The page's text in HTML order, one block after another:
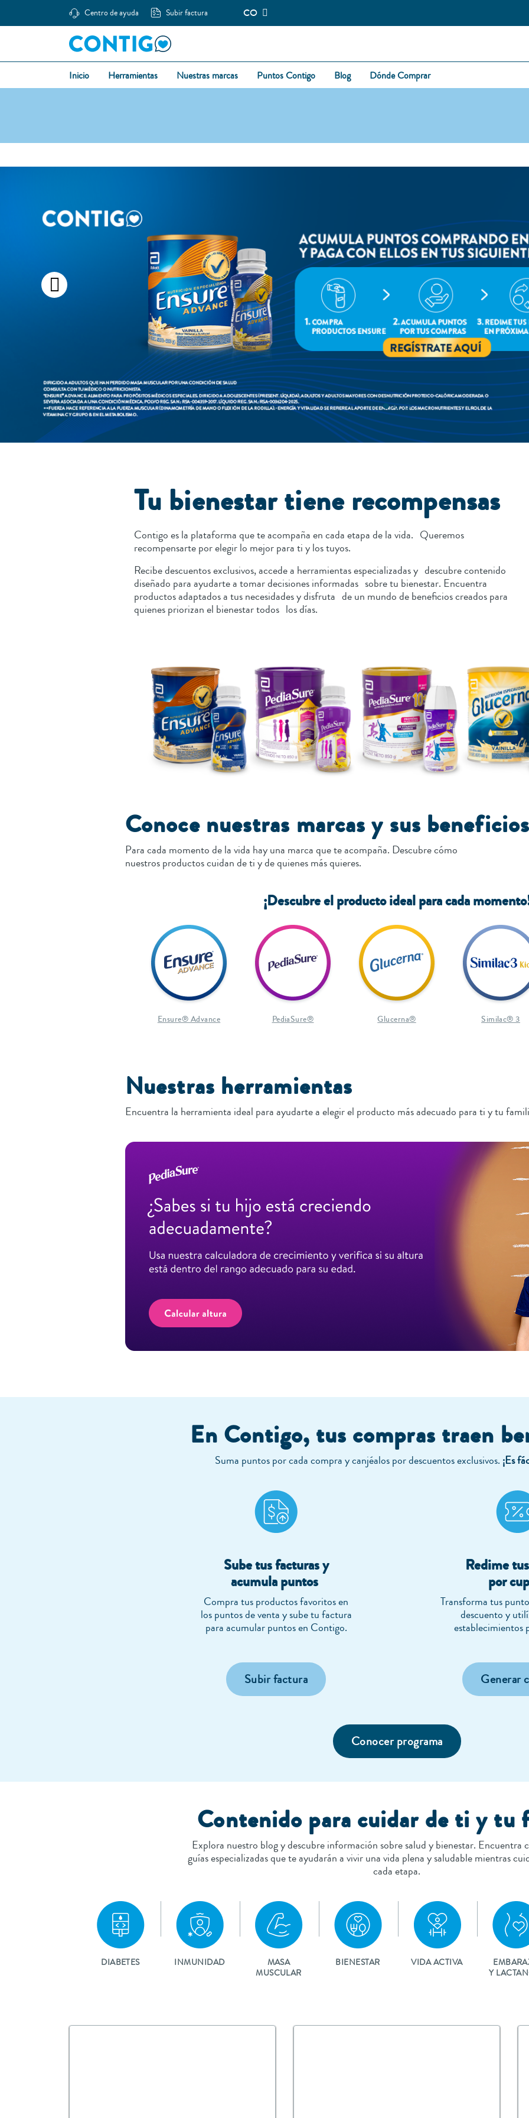
Centro de ayuda Subir factura CO
Inicio Herramientas Nuestras marcas Puntos Contigo Blog Dónde Comprar
Previous
Tu bienestar tiene recompensas
Contigo es la plataforma que te acompaña en cada etapa de la vida. Queremos
recompensarte por elegir lo mejor para ti y los tuyos.
Recibe descuentos exclusivos, accede a herramientas especializadas y descubre contenido
diseñado para ayudarte a tomar decisiones informadas sobre tu bienestar. Encuentra
productos adaptados a tus necesidades y disfruta de un mundo de beneficios creados para
quienes priorizan el bienestar todos los días.
Conoce nuestras marcas y sus
Para cada momento de la vida hay una marca que te acompaña. Descubre cómo
nuestros productos cuidan de ti y de quienes más quieres.
¡Descubre el producto ideal para cada
Ensure® Advance PediaSure® Glucerna® Similac® 3
Nuestras herramientas
Encuentra la herramienta ideal para ayudarte a elegir el producto más adecuado para ti y tu
En Contigo, tus compras traen
Suma puntos por cada compra y canjéalos por descuentos exclusivos. ¡Es
Sube tus facturas y
acumula puntos
Compra tus productos favoritos en
los puntos de venta y sube tu factura
para acumular puntos en Contigo.
Subir factura
Redime
por
Transforma tus
descuento y
establecimientos
Generar
Conocer programa
Contenido para cuidar de ti y
Explora nuestro blog y descubre información sobre salud y bienestar. Encuentra
guías especializadas que te ayudarán a vivir una vida plena y saludable mientras
cada etapa.
DIABETES INMUNIDAD
MASA
MUSCULAR
BIENESTAR VIDA ACTIVA
Y